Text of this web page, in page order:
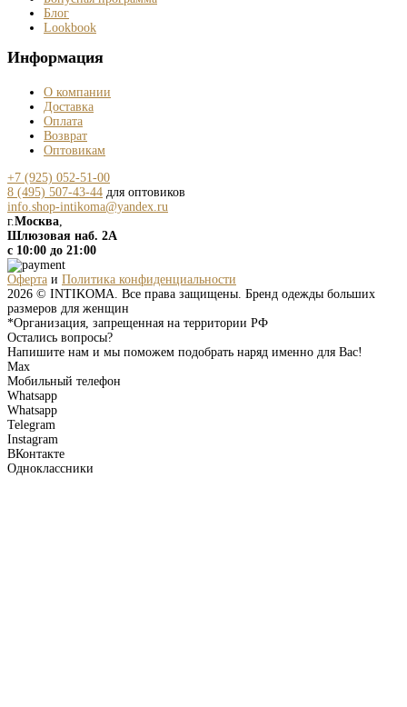
Блог
Lookbook
Информация
О компании
Доставка
Оплата
Возврат
Оптовикам
+7 (925) 052-51-00
8 (495) 507-43-44 для оптовиков
info.shop-intikoma@yandex.ru
г.Москва
Шлюзовая наб. 2А
с 10:00 до 21:00
Оферта и Политика конфиденциальности
2026 © INTIKOMA. Все права защищены. Бренд одежды больших
размеров для женщин
*Организация, запрещенная на территории РФ
Остались вопросы?
Напишите нам и мы поможем подобрать наряд именно для Вас!
Max
Мобильный телефон
Whatsapp
Whatsapp
Telegram
Instagram
ВКонтакте
Одноклассники